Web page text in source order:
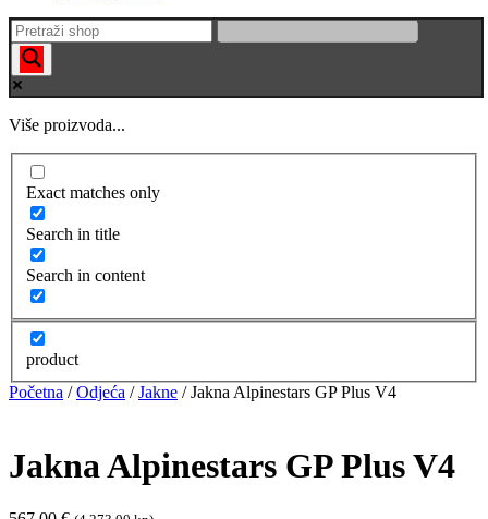
Više proizvoda...
Exact matches only
Search in title
Search in content
product
Početna /Odjeća /Jakne / Jakna Alpinestars GP Plus V4
Jakna Alpinestars GP Plus V4